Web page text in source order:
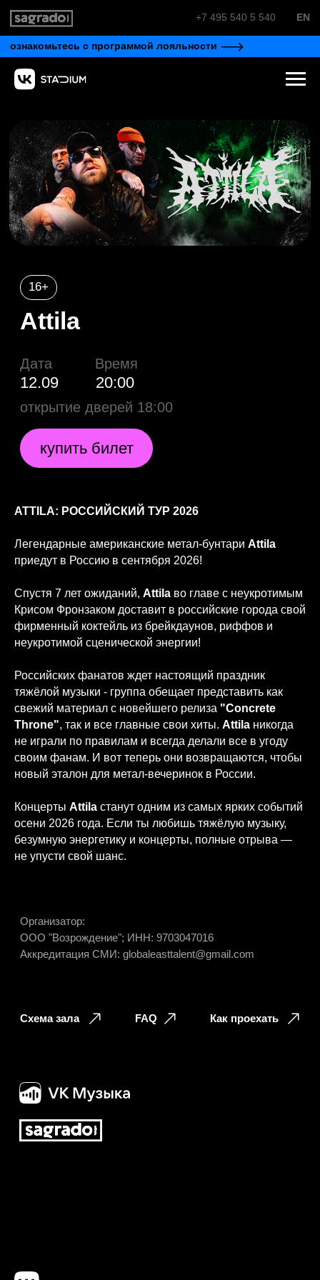
EN
12.09
16+
купить билет
Attila
открытие дверей
ATTILA: РОССИЙСКИЙ ТУР 2026
Легендарные американские метал-бунтари Attila
приедут в Россию в сентября 2026!
Спустя 7 лет ожиданий, Attila во главе с неукротимым
Крисом Фронзаком доставит в российские города свой
фирменный коктейль из брейкдаунов, риффов и
неукротимой сценической энергии!
Российских фанатов ждет настоящий праздник
тяжёлой музыки - группа обещает представить как
свежий материал с новейшего релиза "Concrete
Throne", так и все главные свои хиты. Attila никогда
не играли по правилам и всегда делали все в угоду
своим фанам. И вот теперь они возвращаются, чтобы
новый эталон для метал-вечеринок в России.
Концерты Attila станут одним из самых ярких событий
осени 2026 года. Если ты любишь тяжёлую музыку,
безумную энергетику и концерты, полные отрыва —
не упусти свой шанс.
FAQ
ООО "Возрождение"; ИНН: 9703047016
Аккредитация СМИ: globaleasttalent@gmail.com
Схема зала Как проехать